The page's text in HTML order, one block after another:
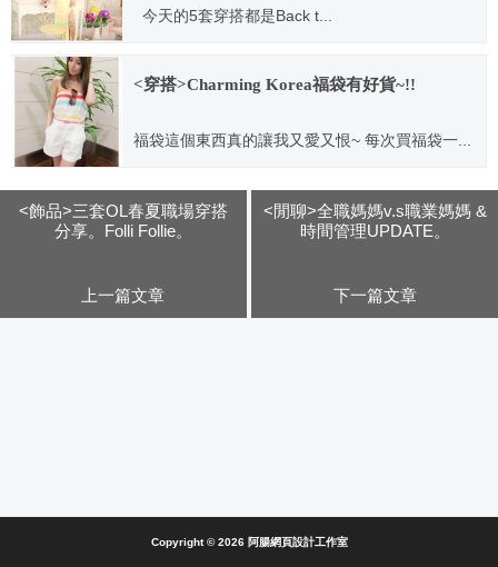
今天的5套穿搭都是Back t...
2013.04.05
<穿搭>Charming Korea福袋有好貨~!!
福袋這個東西真的讓我又愛又恨~ 每次買福袋一...
<飾品>三套OL春夏職場穿搭
分享。Folli Follie。
上一篇文章
<閒聊>全職媽媽v.s職業媽媽 &
時間管理UPDATE。
下一篇文章
Copyright © 2026 阿腸網頁設計工作室